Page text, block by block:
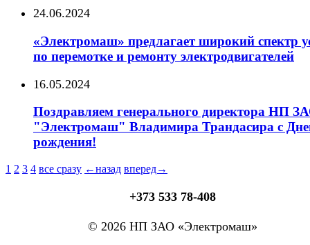
24.06.2024
«Электромаш» предлагает широкий спектр
по перемотке и ремонту электродвигателей
16.05.2024
Поздравляем генерального директора НП
"Электромаш" Владимира Трандасира с
рождения!
1 2 3 4 все сразу ←назад вперед→
+373 533 78-408
© 2026 НП ЗАО «Электромаш»